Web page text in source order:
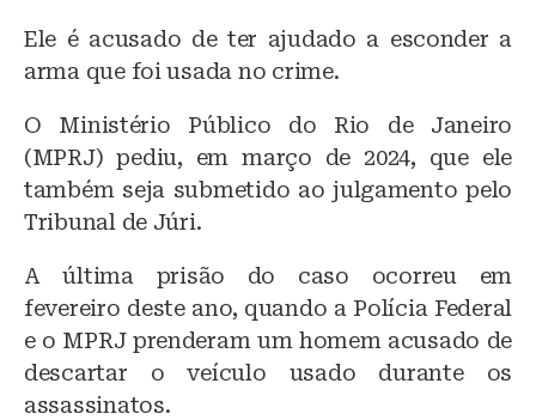
Ele é acusado de ter ajudado a esconder a
arma que foi usada no crime.
O Ministério Público do Rio de Janeiro
(MPRJ) pediu, em março de 2024, que ele
também seja submetido ao julgamento pelo
Tribunal de Júri.
A última prisão do caso ocorreu em
fevereiro deste ano, quando a Polícia Federal
e o MPRJ prenderam um homem acusado de
descartar o veículo usado durante os
assassinatos.